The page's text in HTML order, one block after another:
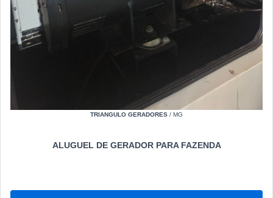
TRIANGULO GERADORES / MG
ALUGUEL DE GERADOR PARA FAZENDA